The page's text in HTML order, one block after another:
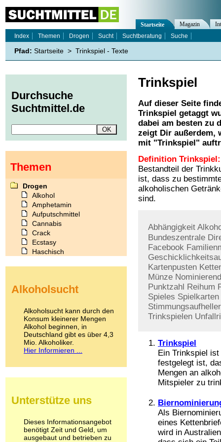
Trinkspiel
Auf dieser Seite
Trinkspiel getaggt
dabei am besten zu
zeigt Dir außerdem,
mit "Trinkspiel "
Definition Trinkspiel:
Bestandteil der
ist, dass zu
alkoholischen
sind.
Abhängigkeit
Bundeszentrale
Facebook
Kartenpusten
Münze
Punktzahl Reihum
Spieles Spielkarten
Stimmungsaufheller
Trinkspielen
Trinkspiel
Ein Trinkspiel
festgelegt ist,
Mengen an
Mitspieler zu
Als
eines
wird in
Startseite Magazin
Index
Themen Drogen Sucht Suchtberatung Suche
Pfad: Startseite > Trinkspiel - Texte
Durchsuche
Suchtmittel.de
Themen
Drogen
Alkohol
Amphetamin
Aufputschmittel
Cannabis
Crack
Ecstasy
Haschisch
Kokain
LSD
Marihuana
Medikamente
Meskalin
Metamphetamin
Methadon
Pilze
Psychopharmaka
Schlafmittel
Schmerzmittel
Alkoholsucht
Alkoholsucht kann durch den
Konsum kleinerer Mengen
Alkohol beginnen, in
Deutschland gibt es über 4,3
Mio. Alkoholiker.
Hier Informieren ...
Unterstütze uns
Dieses Informationsangebot
benötigt Zeit und Geld, um
ausgebaut und betrieben zu